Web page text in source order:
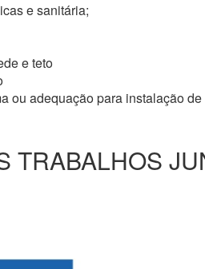
e sanitária;
e teto
ou adequação para instalação
TRABALHOS